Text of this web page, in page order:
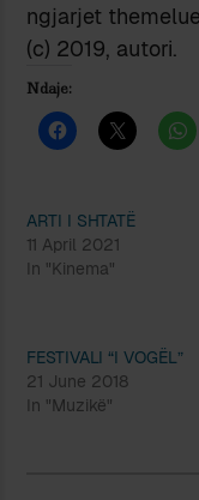
ngjarjet
(c) 2019, autori.
Ndaje:
ARTI I SHTATË
11 April 2021
In "Kinema"
FESTIVALI “I VOGËL”
21 June 2018
In "Muzikë"